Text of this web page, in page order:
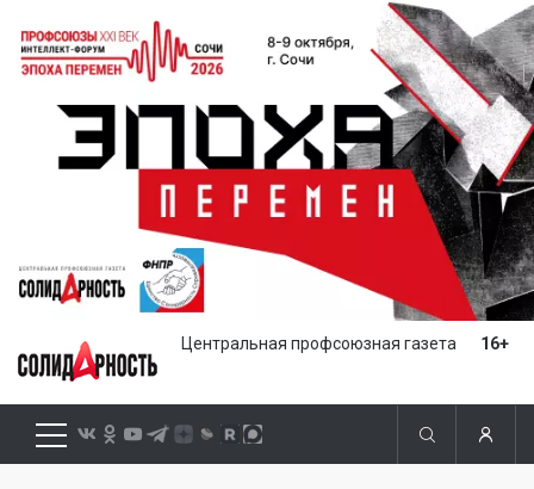
Центральная профсоюзная газета 16+